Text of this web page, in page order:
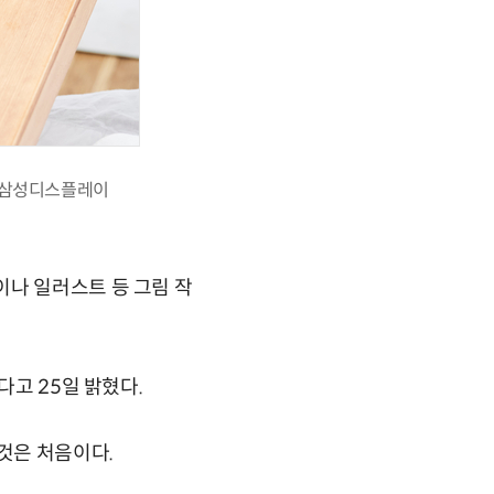
성디스플레이
나 일러스트 등 그림 작
고 25일 밝혔다.
은 처음이다.